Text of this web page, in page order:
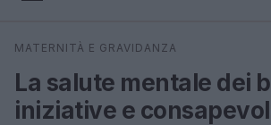
Cerca
MATERNITÀ E GRAVIDANZA
La salute mentale dei
iniziative e